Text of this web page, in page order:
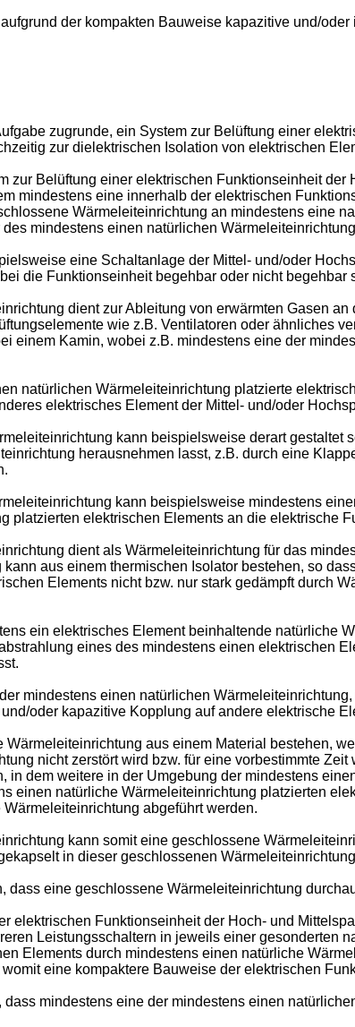
der kompakten Bauweise kapazitive und/
zugrunde, ein System zur Belüftung einer
zur dielektrischen Isolation von elektrischen
zur Belüftung einer elektrischen Funktionseinheit
mindestens eine innerhalb der elektrischen
Wärmeleiteinrichtung an mindestens eine
mindestens einen natürlichen
eine Schaltanlage der Mittel- und/oder
die Funktionseinheit begehbar oder nicht begehbar
dient zur Ableitung von erwärmten Gasen
wie z.B. Ventilatoren oder ähnliches
einem Kamin, wobei z.B. mindestens eine der
natürlichen Wärmeleiteinrichtung platzierte
elektrisches Element der Mittel- und/oder
kann beispielsweise derart
herausnehmen lasst, z.B. durch eine
kann beispielsweise mindestens
platzierten elektrischen Elements an die elektrische
dient als Wärmeleiteinrichtung für das
aus einem thermischen Isolator bestehen, so
Elements nicht bzw. nur stark gedämpft durch
ein elektrisches Element beinhaltende natürliche
eines des mindestens einen elektrischen
mindestens einen natürlichen
oder kapazitive Kopplung auf andere elektrische
aus einem Material bestehen,
nicht zerstört wird bzw. für eine vorbestimmte
dem weitere in der Umgebung der mindestens
einen natürliche Wärmeleiteinrichtung platzierten
abgeführt werden.
kann somit eine geschlossene
in dieser geschlossenen
dass eine geschlossene Wärmeleiteinrichtung
elektrischen Funktionseinheit der Hoch- und
Leistungsschaltern in jeweils einer gesonderten
Elements durch mindestens einen natürliche
eine kompaktere Bauweise der elektrischen
mindestens eine der mindestens einen